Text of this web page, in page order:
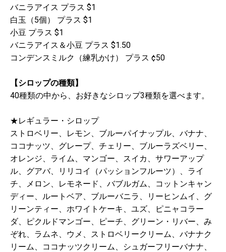
バニラアイス プラス $1
白玉（5個） プラス $1
小豆 プラス $1
バニラアイス＆小豆 プラス $1.50
コンデンスミルク（練乳かけ） プラス ¢50
【シロップの種類】
40種類の中から、お好きなシロップ3種類を選べます。
★レギュラー・シロップ
ストロベリー、レモン、ブルーパイナップル、バナナ、
ココナッツ、グレープ、チェリー、ブルーラズベリー、
オレンジ、ライム、マンゴー、スイカ、サワーアップ
ル、グアバ、リリコイ（パッションフルーツ）、ライ
チ、メロン、レモネード、バブルガム、コットンキャン
ディー、ルートベア、ブルーバニラ、リーヒンムイ、グ
リーンティー、ホワイトケーキ、ユズ、ピニャコラー
ダ、ピクルドマンゴー、ピーチ、グリーン・リバー、み
ぞれ、ラムネ、ウメ、ストロベリークリーム、バナナク
リーム、ココナッツクリーム、シュガーフリーバナナ、